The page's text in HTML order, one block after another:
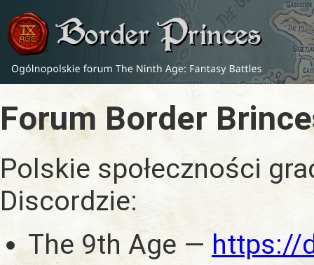
Forum Border
Polskie społeczności
Discordzie:
The 9th Age —https://